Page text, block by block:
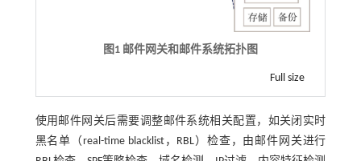
图1 邮件网关和邮件系统拓扑图
Full size
使用邮件网关后需要调整邮件系统相关配置，如关闭实时
黑名单（real-time blacklist，RBL）检查，由邮件网关进行